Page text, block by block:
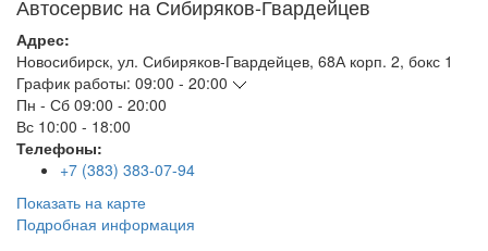
Автосервис на Сибиряков-Гвардейцев
Адрес:
Новосибирск, ул. Сибиряков-Гвардейцев, 68А корп. 2, бокс 1
График работы: 09:00 - 20:00
Пн - Сб 09:00 - 20:00
Вс 10:00 - 18:00
Телефоны:
+7 (383) 383-07-94
Показать на карте
Подробная информация